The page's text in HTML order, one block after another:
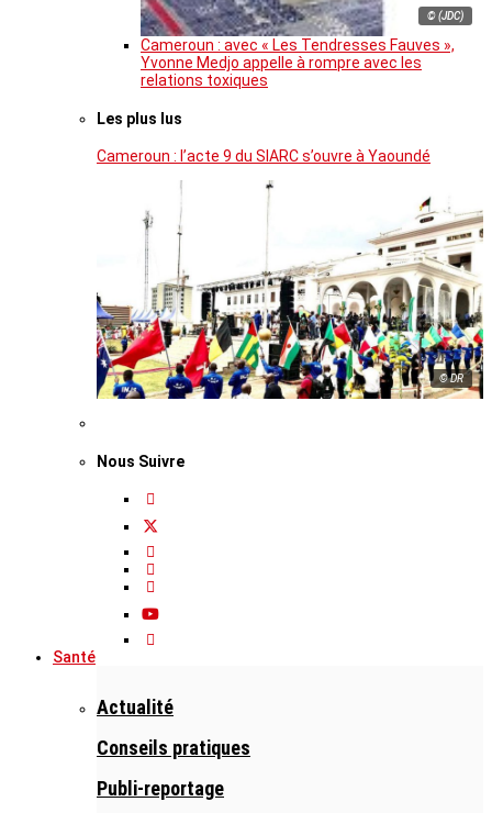
© (JDC)
Cameroun : avec « Les Tendresses Fauves »,
Yvonne Medjo appelle à rompre avec les
relations toxiques
Les plus lus
Cameroun : l’acte 9 du SIARC s’ouvre à Yaoundé
© DR
Nous Suivre
Santé
Actualité
Conseils pratiques
Publi-reportage